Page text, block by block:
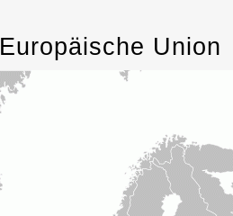
Europäische Union